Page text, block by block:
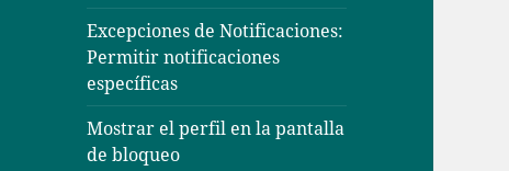
Excepciones de Notificaciones:
Permitir notificaciones
específicas
Mostrar el perfil en la pantalla
de bloqueo